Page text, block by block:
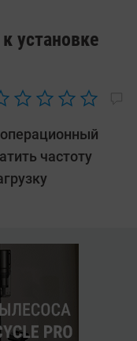
установке
частоту